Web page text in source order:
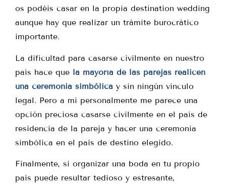
os podéis casar en la propia destination wedding
aunque hay que realizar un trámite burocrático
importante.
La dificultad para casarse civilmente en nuestro
país hace que la mayoría de las parejas realicen
una ceremonia simbólica y sin ningún vínculo
legal. Pero a mí personalmente me parece una
opción preciosa casarse civilmente en el país de
residencia de la pareja y hacer una ceremonia
simbólica en el país de destino elegido.
Finalmente, si organizar una boda en tu propio
país puede resultar tedioso y estresante,